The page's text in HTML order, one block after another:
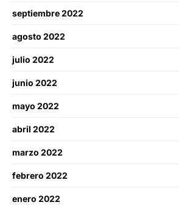
septiembre 2022
agosto 2022
julio 2022
junio 2022
mayo 2022
abril 2022
marzo 2022
febrero 2022
enero 2022